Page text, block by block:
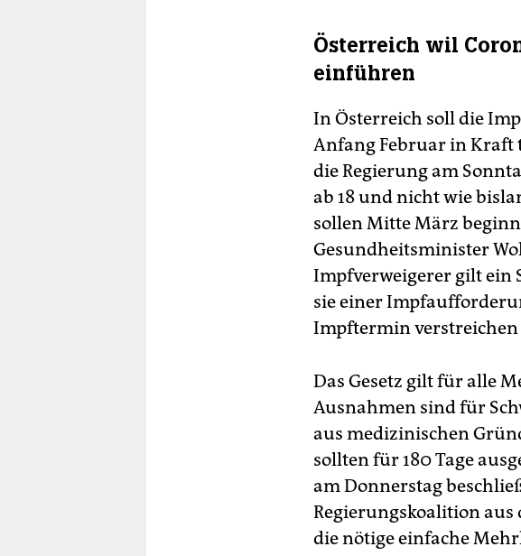
Österreich wil
einführen
In Österreich soll die
Anfang Februar in Kraft
die Regierung am
ab 18 und nicht wie
sollen Mitte März
Gesundheitsminister
Impfverweigerer gilt ein
sie einer
Impftermin verstreichen
Das Gesetz gilt für alle
Ausnahmen sind für
aus medizinischen
sollten für 180 Tage
am Donnerstag
Regierungskoalition aus
die nötige einfache